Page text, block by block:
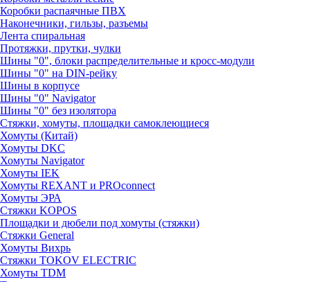
Коробки распаячные ПВХ
Наконечники, гильзы, разъемы
Лента спиральная
Протяжки, прутки, чулки
Шины "0", блоки распределительные и кросс-модули
Шины "0" на DIN-рейку
Шины в корпусе
Шины "0" Navigator
Шины "0" без изолятора
Стяжки, хомуты, площадки самоклеющиеся
Хомуты (Китай)
Хомуты DKC
Хомуты Navigator
Хомуты IEK
Хомуты REXANT и PROconnect
Хомуты ЭРА
Стяжки KOPOS
Площадки и дюбели под хомуты (стяжки)
Стяжки General
Хомуты Вихрь
Стяжки TOKOV ELECTRIC
Хомуты TDM